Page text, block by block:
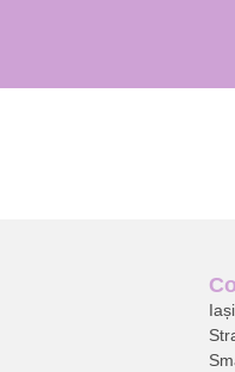
Iaș
Sm